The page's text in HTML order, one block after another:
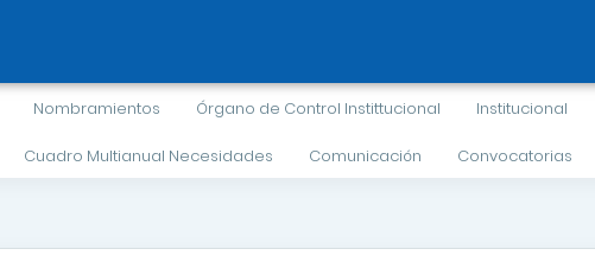
Nombramientos Órgano de Control Instittucional Institucional
Cuadro Multianual Necesidades Comunicación Convocatorias